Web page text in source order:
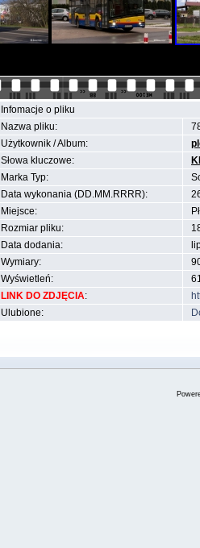
Infomacje o pliku
Nazwa pliku:
Użytkownik / Album:
Słowa kluczowe:
Marka Typ:
Data wykonania (DD.MM.RRRR):
Miejsce:
Rozmiar pliku:
Data dodania:
Wymiary:
Wyświetleń:
LINK DO ZDJĘCIA:
Ulubione: